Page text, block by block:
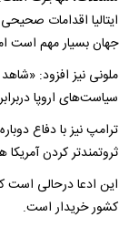
ایتالیا اقدامات
جهان بسیار مهم است
ملونی نیز افزود:
سیاست‌های اروپا
ترامپ نیز با دفاع
ثروتمندتر کردن
این ادعا درحالی است
کشور خریدار است.